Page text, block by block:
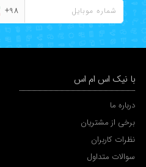
+98
با نیک اس ام اس
درباره ما
برخی از مشتریان
نظرات کاربران
سوالات متداول